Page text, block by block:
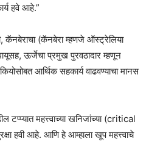
हवे आहे.”
कॅनबेराचा (कॅनबेरा म्हणजे ऑस्ट्रेलिया
ऊर्जेचा प्रमुख पुरवठादार म्हणून
आर्थिक सहकार्य वाढवण्याचा मानस
टप्प्यात महत्त्वाच्या खनिजांच्या (critical
हवी आहे. आणि हे आम्हाला खूप महत्त्वाचे